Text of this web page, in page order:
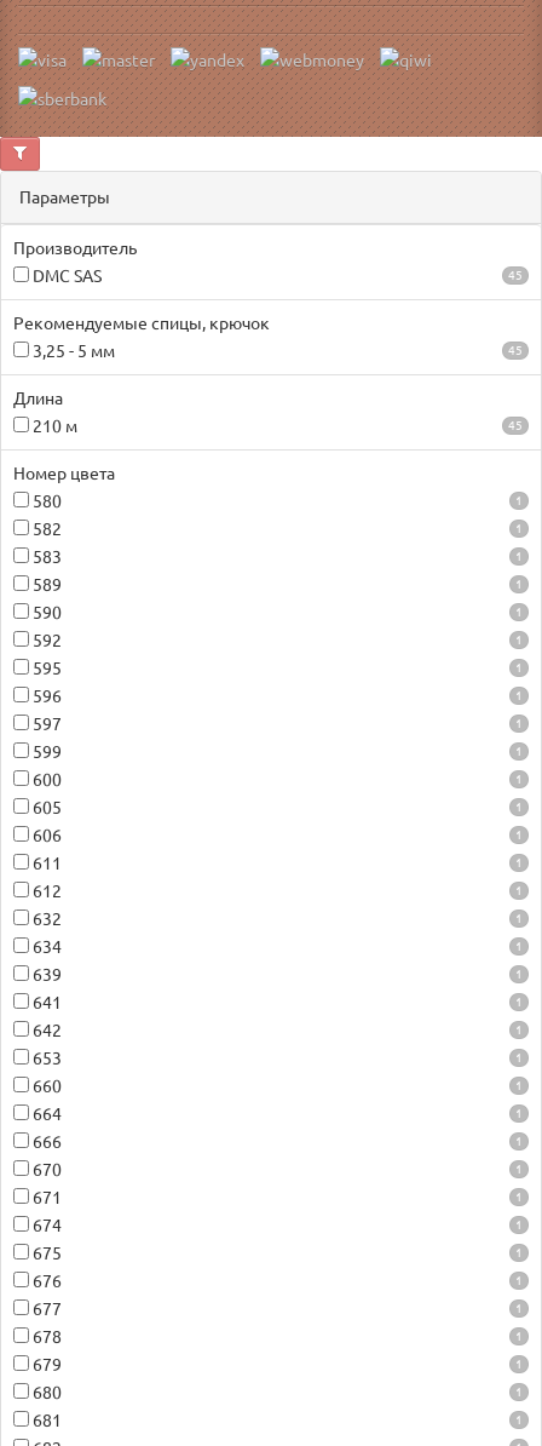
Параметры
Производитель
DMC SAS
45
Рекомендуемые спицы, крючок
3,25 - 5 мм
45
Длина
210 м
45
Номер цвета
580
1
582 1
583 1
589 1
590 1
592 1
595 1
596 1
597 1
599 1
600 1
605 1
606 1
611 1
612 1
632 1
634 1
639 1
641 1
642 1
653 1
660 1
664 1
666 1
670 1
671 1
674 1
675 1
676 1
677 1
678 1
679 1
680 1
681 1